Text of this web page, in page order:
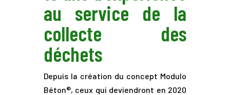
au service de la
collecte des
déchets
Depuis la création du concept Modulo
Béton®, ceux qui deviendront en 2020